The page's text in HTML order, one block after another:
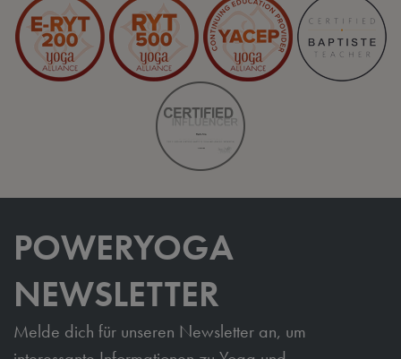
POWERYOGA
NEWSLETTER
Melde dich für unseren Newsletter an, um